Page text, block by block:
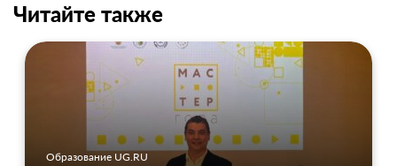
Читайте также
Образование UG.RU